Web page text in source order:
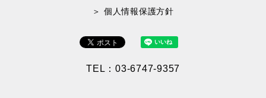
＞ 個人情報保護方針
TEL：03-6747-9357